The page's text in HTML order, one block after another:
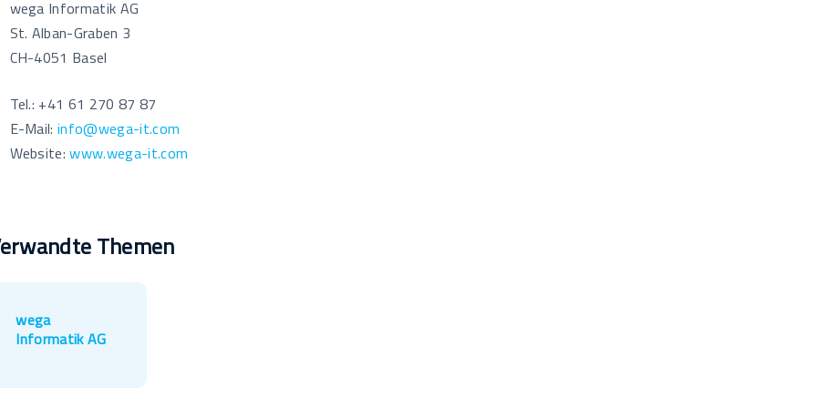
wega Informatik AG
St. Alban-Graben 3
CH-4051 Basel
Tel.: +41 61 270 87 87
E-Mail:info@wega-it.com
Website:www.wega-it.com
Themen
wega
Informatik AG